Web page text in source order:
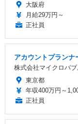
大阪府
月給29万円～
正社員
アカウントプランナ
株式会社マイクロバ
東京都
年収400万円～
正社員